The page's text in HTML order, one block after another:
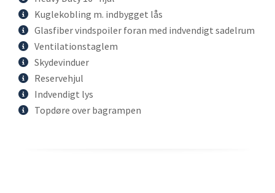
Kuglekobling m. indbygget lås
Glasfiber vindspoiler foran med indvendigt sadelrum
Ventilationstaglem
Skydevinduer
Reservehjul
Indvendigt lys
Topdøre over bagrampen